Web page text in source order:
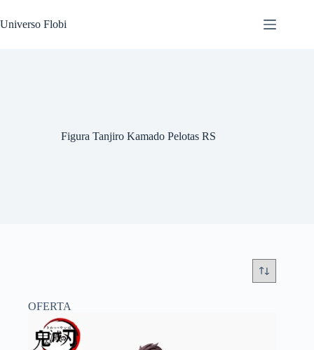
para
o
Universo Flobi
Figura Tanjiro Kamado Pelotas RS
OFERTA